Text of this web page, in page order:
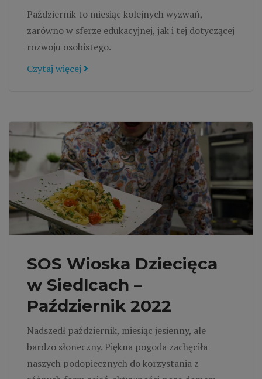
Październik to miesiąc kolejnych wyzwań,
zarówno w sferze edukacyjnej, jak i tej dotyczącej
rozwoju osobistego.
Czytaj więcej
SOS Wioska Dziecięca
w Siedlcach –
Październik 2022
Nadszedł październik, miesiąc jesienny, ale
bardzo słoneczny. Piękna pogoda zachęciła
naszych podopiecznych do korzystania z